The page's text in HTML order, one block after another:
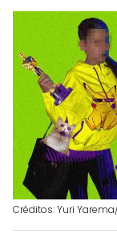
Créditos: Yuri